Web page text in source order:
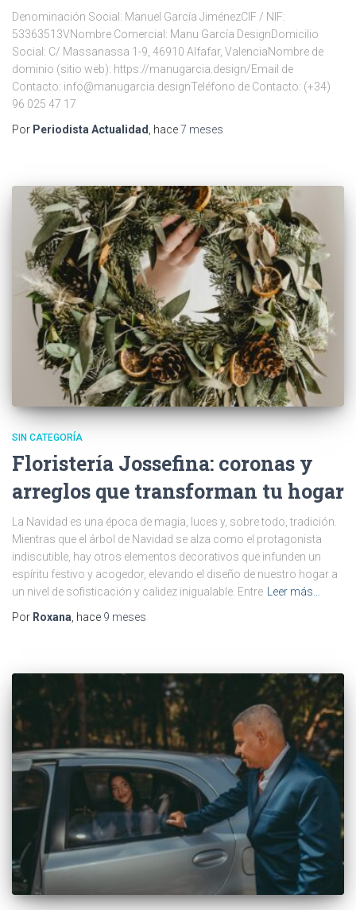
Denominación Social: Manuel García JiménezCIF / NIF:
53363513VNombre Comercial: Manu García DesignDomicilio
Social: C/ Massanassa 1-9, 46910 Alfafar, ValenciaNombre de
dominio (sitio web): https://manugarcia.design/Email de
Contacto: info@manugarcia.designTeléfono de Contacto: (+34)
96 025 47 17
Por Periodista Actualidad , hace7 meses
SIN CATEGORÍA
Floristería Jossefina: coronas y
arreglos que transforman tu hogar
La Navidad es una época de magia, luces y, sobre todo, tradición.
Mientras que el árbol de Navidad se alza como el protagonista
indiscutible, hay otros elementos decorativos que infunden un
espíritu festivo y acogedor, elevando el diseño de nuestro hogar a
un nivel de sofisticación y calidez inigualable. Entre Leer más…
Por Roxana, hace 9 meses